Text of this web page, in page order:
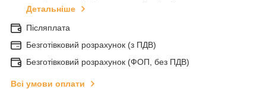
Детальніше
Післяплата
Безготівковий розрахунок (з ПДВ)
Безготівковий розрахунок (ФОП, без ПДВ)
Всі умови оплати